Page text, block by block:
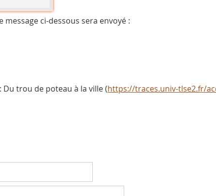
ci-dessous sera envoyé :
Du trou de poteau à la ville (https://traces.univ-tlse2.fr/